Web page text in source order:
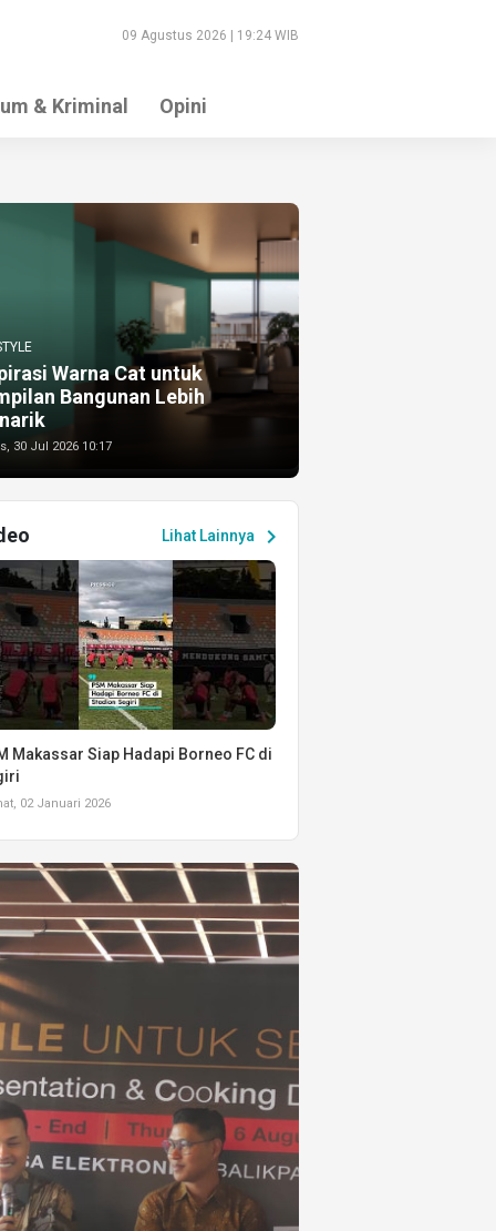
09 Agustus 2026 | 19:24 WIB
& Kriminal Opini
Warna Cat untuk
Bangunan Lebih
30 Jul 2026 10:17
Lihat Lainnya chevron_right
Makassar Siap Hadapi Borneo FC di
02 Januari 2026